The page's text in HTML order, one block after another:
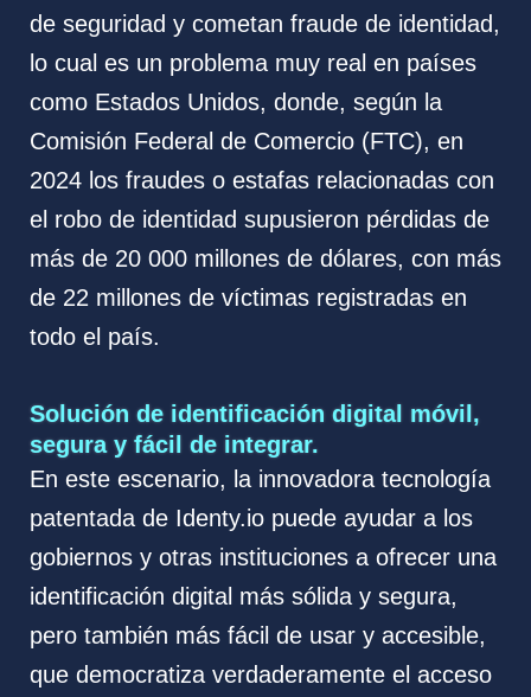
de seguridad y cometan fraude de identidad,
lo cual es un problema muy real en países
como Estados Unidos, donde, según la
Comisión Federal de Comercio (FTC), en
2024 los fraudes o estafas relacionadas con
el robo de identidad supusieron pérdidas de
más de 20 000 millones de dólares, con más
de 22 millones de víctimas registradas en
todo el país.
Solución de identificación digital móvil,
segura y fácil de integrar.
En este escenario, la innovadora tecnología
patentada de Identy.io puede ayudar a los
gobiernos y otras instituciones a ofrecer una
identificación digital más sólida y segura,
pero también más fácil de usar y accesible,
que democratiza verdaderamente el acceso